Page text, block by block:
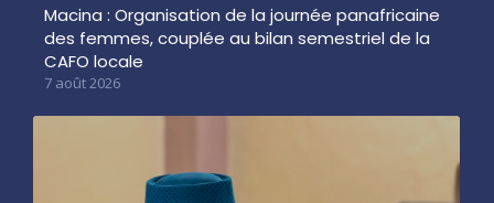
Macina : Organisation de la journée panafricaine
des femmes, couplée au bilan semestriel de la
CAFO locale
7 août 2026